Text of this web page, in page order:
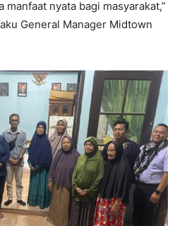
manfaat nyata bagi masyarakat,”
General Manager Midtown